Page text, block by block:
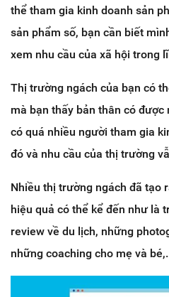
thể tham gia kinh doanh sản
sản phẩm số, bạn cần biết
xem nhu cầu của xã hội trong
Thị trường ngách của bạn có
mà bạn thấy bản thân có
có quá nhiều người tham gia
đó và nhu cầu của thị trường
Nhiều thị trường ngách đã tạo
hiệu quả có thể kể đến như là
review về du lịch, những
những coaching cho mẹ và